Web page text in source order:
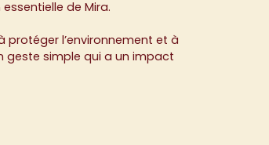
de Mira.
l’environnement et à
geste simple qui a un impact